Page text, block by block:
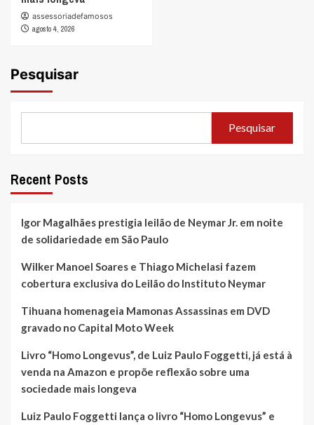
assessoriadefamosos
agosto 4, 2026
Pesquisar
Pesquisar
Recent Posts
Igor Magalhães prestigia leilão de Neymar Jr. em noite
de solidariedade em São Paulo
Wilker Manoel Soares e Thiago Michelasi fazem
cobertura exclusiva do Leilão do Instituto Neymar
Tihuana homenageia Mamonas Assassinas em DVD
gravado no Capital Moto Week
Livro “Homo Longevus”, de Luiz Paulo Foggetti, já está à
venda na Amazon e propõe reflexão sobre uma
sociedade mais longeva
Luiz Paulo Foggetti lança o livro “Homo Longevus” e